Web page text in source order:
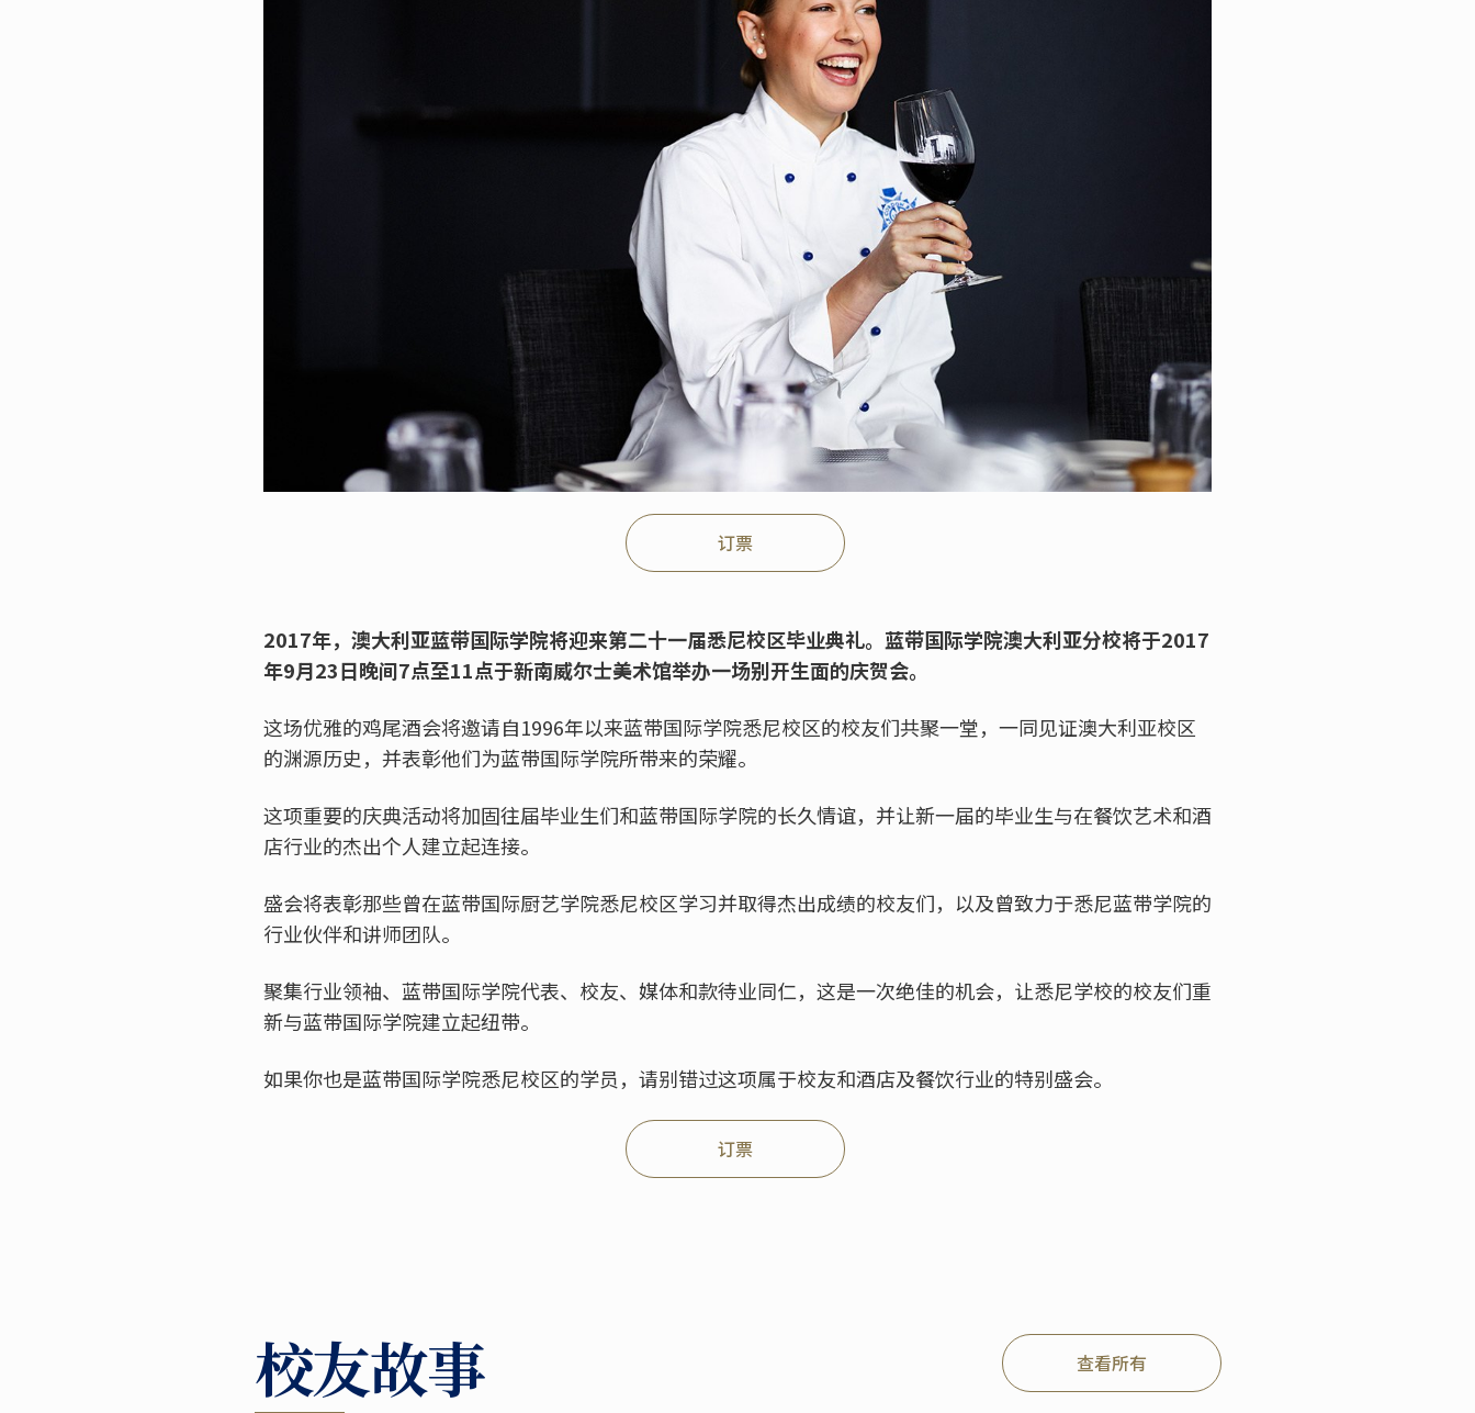
订票
2017年，澳大利亚蓝带国际学院将迎来第二十一届悉尼校区毕业典礼。蓝带国际学院澳大利亚分校将于2017
年9月23日晚间7点至11点于新南威尔士美术馆举办一场别开生面的庆贺会。
这场优雅的鸡尾酒会将邀请自1996年以来蓝带国际学院悉尼校区的校友们共聚一堂，一同见证澳大利亚校区
的渊源历史，并表彰他们为蓝带国际学院所带来的荣耀。
这项重要的庆典活动将加固往届毕业生们和蓝带国际学院的长久情谊，并让新一届的毕业生与在餐饮艺术和酒
店行业的杰出个人建立起连接。
盛会将表彰那些曾在蓝带国际厨艺学院悉尼校区学习并取得杰出成绩的校友们，以及曾致力于悉尼蓝带学院的
行业伙伴和讲师团队。
聚集行业领袖、蓝带国际学院代表、校友、媒体和款待业同仁，这是一次绝佳的机会，让悉尼学校的校友们重
新与蓝带国际学院建立起纽带。
如果你也是蓝带国际学院悉尼校区的学员，请别错过这项属于校友和酒店及餐饮行业的特别盛会。
订票
校友故事 查看所有